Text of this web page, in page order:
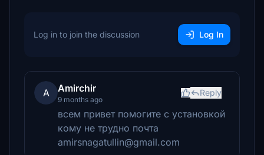
Log in to join the discussion Log In
A Amirchir
9 months ago
Reply
всем привет помогите с установкой
кому не трудно почта
amirsnagatullin@gmail.com